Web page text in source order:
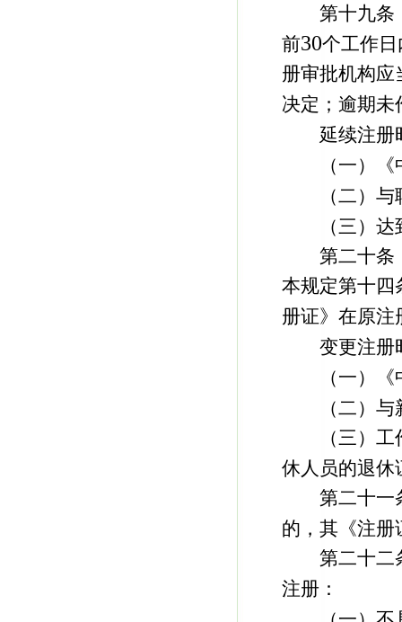
第十九条
前30个工作
册审批机构应
决定；逾期未
延续注册时
（一）《中
（二）与聘
（三）达到
第二十条
本规定第十四
册证》在原注
变更注册时
（一）《中
（二）与新
（三）工作
休人员的退休
第二十一条
的，其《注册
第二十二条
注册：